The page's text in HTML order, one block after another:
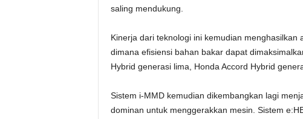
saling mendukung.
Kinerja dari teknologi ini kemudian
dimana efisiensi bahan bakar dapat
Hybrid generasi lima, Honda Accord Hybrid
Sistem i-MMD kemudian dikembangkan lagi
dominan untuk menggerakkan mesin. Sistem